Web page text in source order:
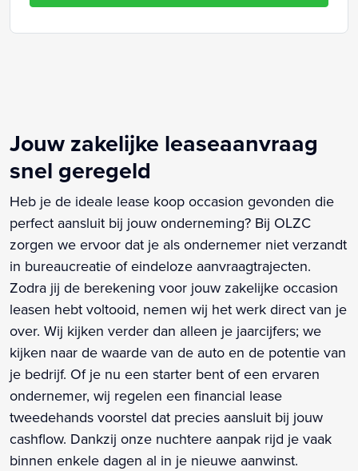
Jouw zakelijke leaseaanvraag
snel geregeld
Heb je de ideale lease koop occasion gevonden die
perfect aansluit bij jouw onderneming? Bij OLZC
zorgen we ervoor dat je als ondernemer niet verzandt
in bureaucreatie of eindeloze aanvraagtrajecten.
Zodra jij de berekening voor jouw zakelijke occasion
leasen hebt voltooid, nemen wij het werk direct van je
over. Wij kijken verder dan alleen je jaarcijfers; we
kijken naar de waarde van de auto en de potentie van
je bedrijf. Of je nu een starter bent of een ervaren
ondernemer, wij regelen een financial lease
tweedehands voorstel dat precies aansluit bij jouw
cashflow. Dankzij onze nuchtere aanpak rijd je vaak
binnen enkele dagen al in je nieuwe aanwinst.